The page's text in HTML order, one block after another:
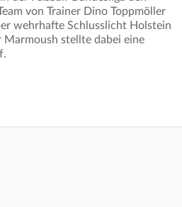
von Trainer Dino Toppmöller
wehrhafte Schlusslicht Holstein
Marmoush stellte dabei eine